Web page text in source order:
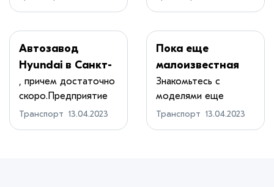
Автозавод
Hyundai в Санкт-
Петербурге
может вновь
запустить
конвейеры
, причем достаточно
скоро.Предприятие
корейского ...
Транспорт 13.04.2023
Пока еще
малоизвестная
марка из КНР
BAIC
Знакомьтесь с
моделями еще
одного китайского
Транспорт 13.04.2023